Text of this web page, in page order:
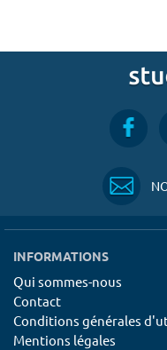
INFORMATIONS
Qui sommes-nous
Contact
Conditions générales
Mentions légales